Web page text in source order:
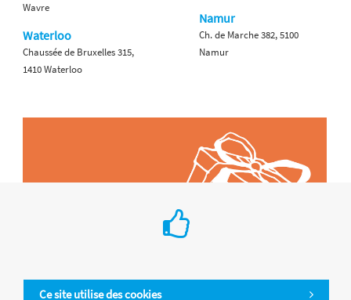
Ce site utilise des cookies
Wavre
Waterloo
Chaussée de Bruxelles 315,
1410 Waterloo
Namur
Ch. de Marche 382, 5100
Namur